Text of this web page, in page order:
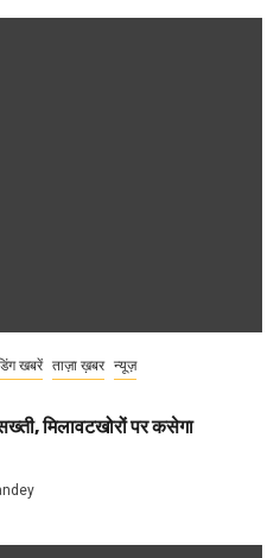
खबरें ताज़ा ख़बर न्यूज़
मिलावटखोरों पर कसेगा